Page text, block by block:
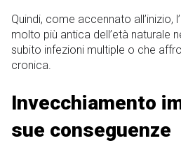
Quindi, come accennato all’inizio,
molto più antica dell’età naturale
subito infezioni multiple o che
cronica.
Invecchiamento
sue conseguenze